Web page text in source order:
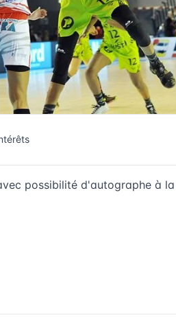
possibilité d'autographe à